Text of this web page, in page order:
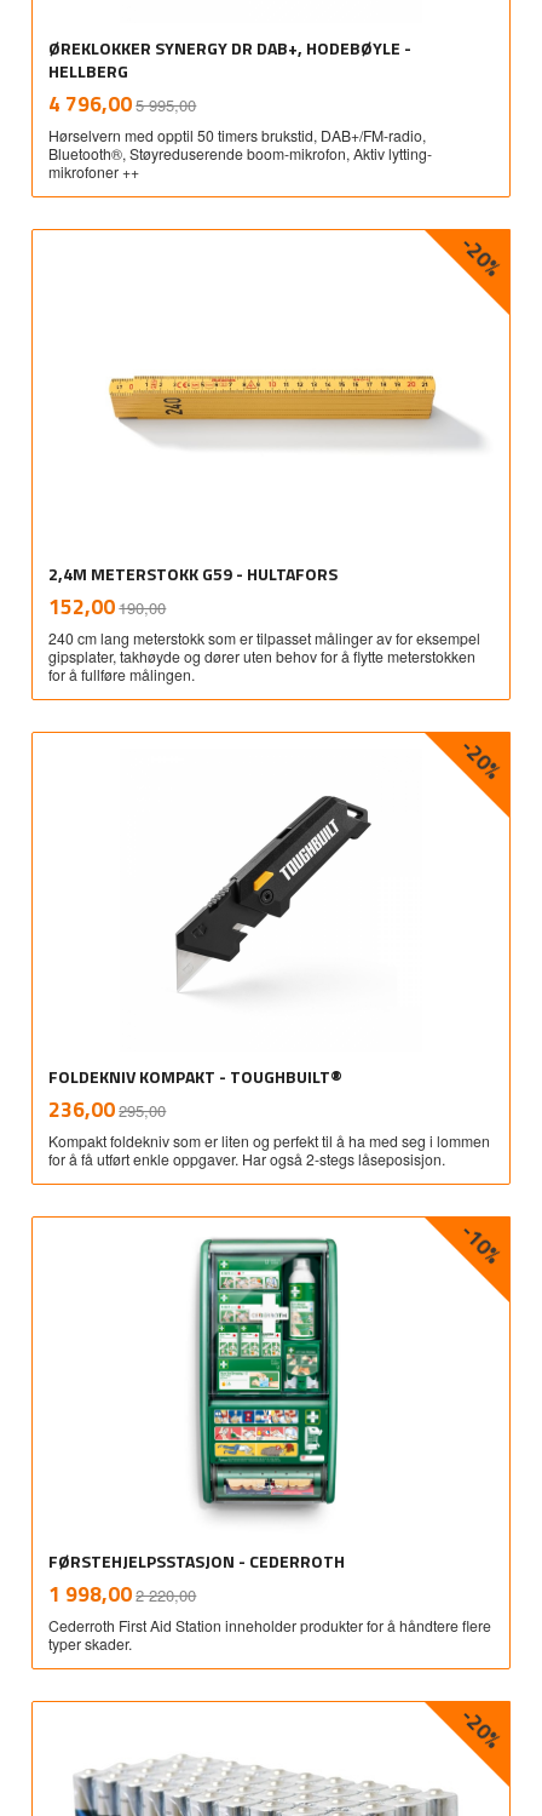
ØREKLOKKER SYNERGY DR DAB+, HODEBØYLE -
HELLBERG
Tilbud
4 796,005 995,00mva.
Hørselvern med opptil 50 timers brukstid, DAB+/FM-radio,
Bluetooth®, Støyreduserende boom-mikrofon, Aktiv lytting-
mikrofoner ++
2,4M METERSTOKK G59 - HULTAFORS
Tilbud
152,00190,00
-20%
mva.
240 cm lang meterstokk som er tilpasset målinger av for eksempel
gipsplater, takhøyde og dører uten behov for å flytte meterstokken
for å fullføre målingen.
FOLDEKNIV KOMPAKT - TOUGHBUILT®
Tilbud
236,00295,00
-20%
mva.
Kompakt foldekniv som er liten og perfekt til å ha med seg i lommen
for å få utført enkle oppgaver. Har også 2-stegs låseposisjon.
FØRSTEHJELPSSTASJON - CEDERROTH
Tilbud
1 998,002 220,00
-10%
mva.
Cederroth First Aid Station inneholder produkter for å håndtere flere
typer skader.
-20%